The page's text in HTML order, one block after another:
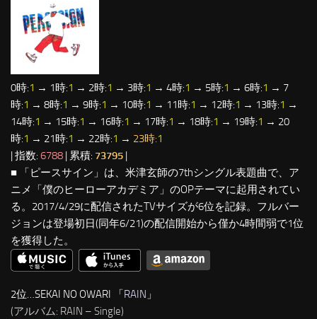
0時:1 → 1時:1 → 2時:1 → 3時:1 → 4時:1 → 5時:1 → 6時:1 → 7
時:1 → 8時:1 → 9時:1 → 10時:1 → 11時:1 → 12時:1 → 13時:1 →
14時:1 → 15時:1 → 16時:1 → 17時:1 → 18時:1 → 19時:1 → 20
時:1 → 21時:1 → 22時:1 → 23時:1
| 指数: 6788 | 累積: 73795 |
■ 「ピースサイン」は、米津玄師の7thシングル表題曲で、ア
ニメ「僕のヒーローアカデミア」のOPテーマに起用されてい
る。2017/4/29に配信されたTVサイズが6位を記録。フルバー
ジョンは登場初日(同年6/21)の配信開始から僅か4時間弱で1位
を獲得した。
2位…SEKAI NO OWARI 「 RAIN 」
(アルバム: RAIN – Single)